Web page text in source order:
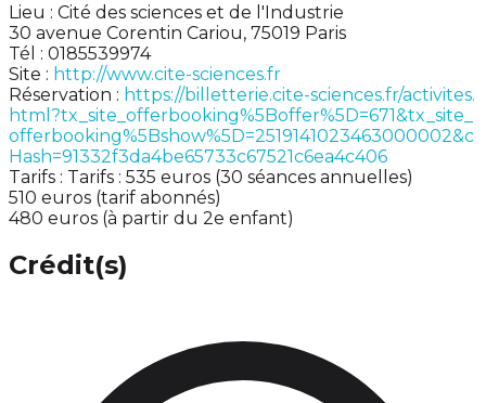
Lieu : Cité des sciences et de l'Industrie
30 avenue Corentin Cariou, 75019 Paris
Tél : 0185539974
Site : http://www.cite-sciences.fr
Réservation : https://billetterie.cite-sciences.fr/activites.
html?tx_site_offerbooking%5Boffer%5D=671&tx_site_
offerbooking%5Bshow%5D=2519141023463000002&c
Hash=91332f3da4be65733c67521c6ea4c406
Tarifs : Tarifs : 535 euros (30 séances annuelles)
510 euros (tarif abonnés)
480 euros (à partir du 2e enfant)
Crédit(s)